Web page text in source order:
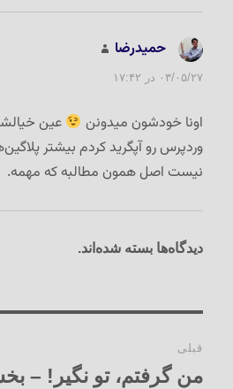
حمیدرضا
۰۳/۰۵/۲۷ در ۱۷:۴۲
اونا خودشون میدونن
عین
وردپرس رو آپگرید کردم بیشتر
نیست اصل همون مطالبه که مهمه.
دیدگاه‌ها بسته شده‌اند.
نوشته‌ها
قبلی
نوشته
من گرفتم، تو نگیر! –